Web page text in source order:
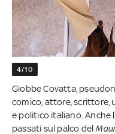
4/10
Giobbe Covatta,
comico, attore, scrittore,
e politico italiano. Anche
passati sul palco del